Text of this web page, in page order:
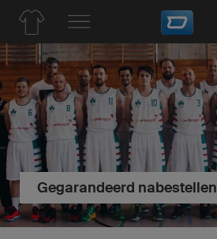
Gegarandeerd nabestellen